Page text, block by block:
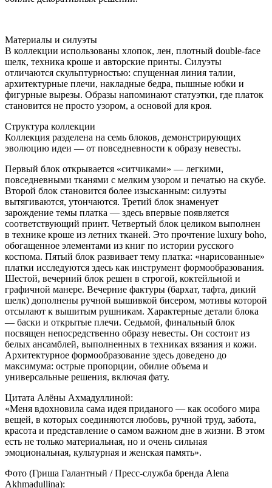
Материалы и силуэты
В коллекции использованы хлопок, лен, плотный double-face
шелк, техника кроше и авторские принты. Силуэты
отличаются скульптурностью: спущенная линия талии,
архитектурные плечи, накладные бедра, пышные юбки и
фигурные вырезы. Образы напоминают статуэтки, где платок
становится не просто узором, а основой для кроя.
Структура коллекции
Коллекция разделена на семь блоков, демонстрирующих
эволюцию идеи — от повседневности к образу невесты.
Первый блок открывается «ситчиками» — легкими,
повседневными тканями с мелким узором и печатью на скубе.
Второй блок становится более изысканным: силуэты
вытягиваются, утончаются. Третий блок знаменует
зарождение темы платка — здесь впервые появляется
соответствующий принт. Четвертый блок целиком выполнен
в технике кроше из летних тканей. Это прочтение luxury boho,
обогащенное элементами из книг по истории русского
костюма. Пятый блок развивает тему платка: «нарисованные»
платки исследуются здесь как инструмент формообразования.
Шестой, вечерний блок решен в строгой, коктейльной и
графичной манере. Вечерние фактуры (бархат, тафта, дикий
шелк) дополнены ручной вышивкой бисером, мотивы которой
отсылают к вышитым рушникам. Характерные детали блока
— баски и открытые плечи. Седьмой, финальный блок
посвящен непосредственно образу невесты. Он состоит из
белых ансамблей, выполненных в техниках вязания и кожи.
Архитектурное формообразование здесь доведено до
максимума: острые пропорции, обилие объема и
универсальные решения, включая фату.
Цитата Алёны Ахмадуллиной:
«Меня вдохновила сама идея приданого — как особого мира
вещей, в которых соединяются любовь, ручной труд, забота,
красота и представление о самом важном дне в жизни. В этом
есть не только материальная, но и очень сильная
эмоциональная, культурная и женская память».
Фото (Гриша Галантный / Пресс-служба бренда Alena
Akhmadullina):